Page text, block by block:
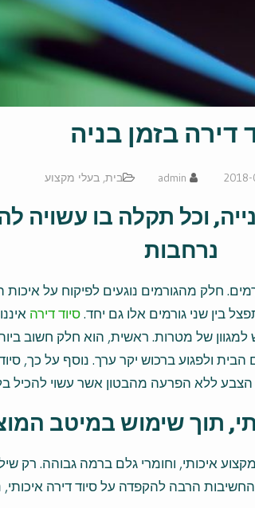
דירה בזמן בניה
2018-
admin בית, בעלי מקצוע
וכל תקלה בו עשויה
נרחבות
חלק מהגורמים נוגעים לפיקוח על
בין שני גורמים אלו גם יחד.סיוד דירה
של מטרות. ראשית, הוא חלק חשוב
ולפגוע ברכוש יקר ערך. נוסף על כך,
הצבע ללא הפרעה מהבטון אשר עשוי להכיל
תוך שימוש במיטב
איכותי, וחומרי גלם ברמה גבוהה. רק
הרבה להקפדה על סיוד דירה